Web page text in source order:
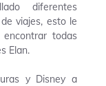
diferentes
viajes, esto le
todas
Elan.
y Disney a